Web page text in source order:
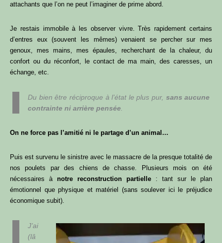
attachants que l’on ne peut l’imaginer de prime abord.
Je restais immobile à les observer vivre. Très rapidement certains
d’entres eux (souvent les mêmes) venaient se percher sur mes
genoux, mes mains, mes épaules, recherchant de la chaleur, du
confort ou du réconfort, le contact de ma main, des caresses, un
échange, etc.
Du bien être réciproque à l’état le plus pur, sans aucune
contrainte ni arrière pensée
On ne force pas l’amitié ni le partage d’un animal…
Puis est survenu le sinistre avec le massacre de la presque totalité de
nos poulets par des chiens de chasse. Plusieurs mois on été
nécessaires à notre reconstruction partielle : tant sur le plan
émotionnel que physique et matériel (sans soulever ici le préjudice
économique subit).
J’ai
(lâ